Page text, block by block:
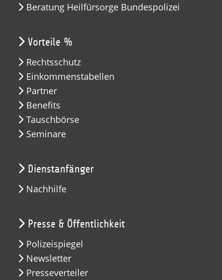
Beratung Heilfürsorge Bundespolizei
Vorteile %
Rechtsschutz
Einkommenstabellen
Partner
Benefits
Tauschbörse
Seminare
Dienstanfänger
Nachhilfe
Presse & Öffentlichkeit
Polizeispiegel
Newsletter
Presseverteiler